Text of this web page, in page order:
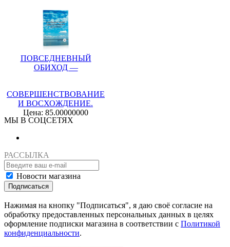
ПОВСЕДНЕВНЫЙ
ОБИХОД —
СОВЕРШЕНСТВОВАНИЕ
И ВОСХОЖДЕНИЕ.
Цена: 85.00000000
МЫ В СОЦСЕТЯХ
РАССЫЛКА
Новости магазина
Подписаться
Нажимая на кнопку "Подписаться", я даю своё согласие на
обработку предоставленных персональных данных в целях
оформление подписки магазина в соответствии с Политикой
конфиденциальности.